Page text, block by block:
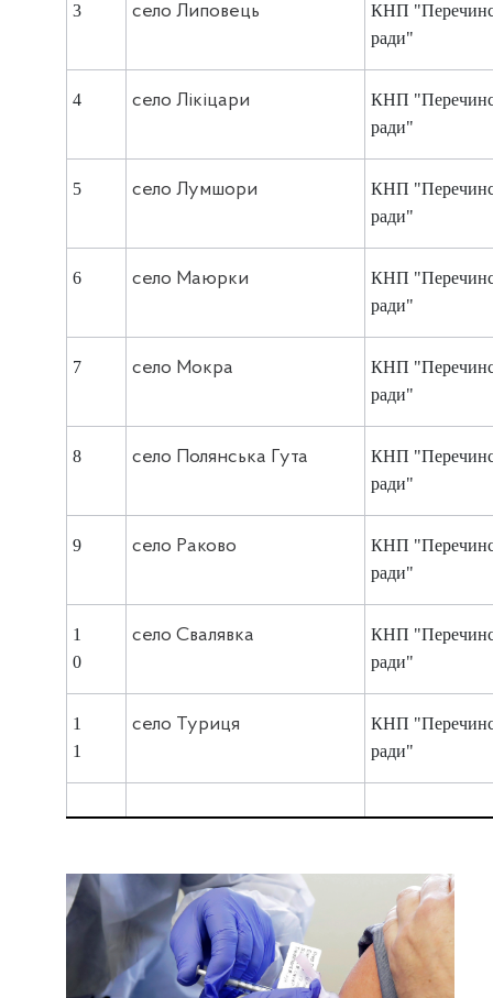
3 село Липовець
КНП
ради"
4 село Лікіцари
КНП
ради"
5 село Лумшори
КНП
ради"
6 село Маюрки
КНП
ради"
7 село Мокра
КНП
ради"
8 село Полянська Гута
КНП
ради"
9 село Раково
КНП
ради"
1
0
село Свалявка
КНП
ради"
1
1
село Туриця
КНП
ради"